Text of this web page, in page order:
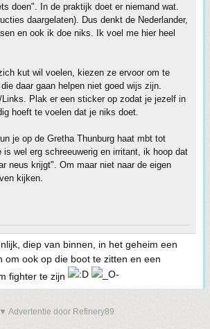
doen". In de praktijk doet er niemand wat.
daargelaten). Dus denkt de Nederlander,
en ook ik doe niks. Ik voel me hier heel
kut wil voelen, kiezen ze ervoor om te
daar gaan helpen niet goed wijs zijn.
Links. Plak er een sticker op zodat je jezelf in
hoeft te voelen dat je niks doet.
je op de Gretha Thunburg haat mbt tot
is wel erg schreeuwerig en irritant, ik hoop dat
neus krijgt". Om maar niet naar de eigen
kijken.
diep van binnen, in het geheim een
om ook op die boot te zitten en een
fighter te zijn
▼ Advertentie door Refinery89